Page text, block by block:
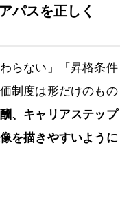
パスを正しく
らない」「昇格条件
制度は形だけのもの
、キャリアステップ
を描きやすいように